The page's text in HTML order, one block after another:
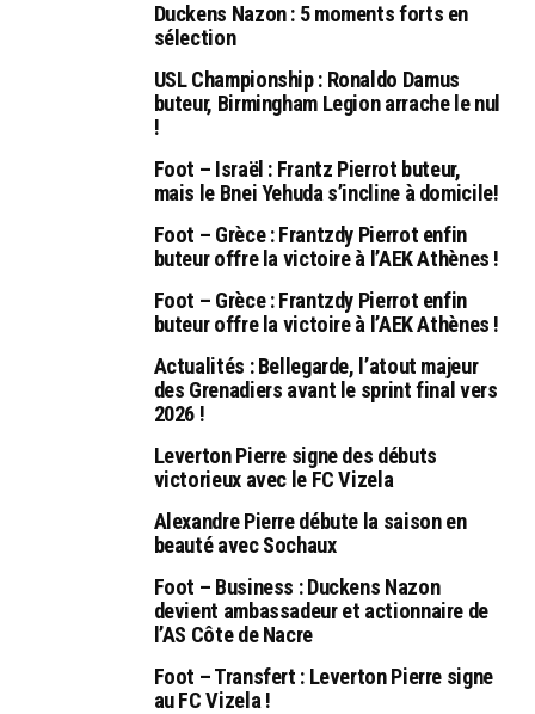
Duckens Nazon : 5 moments forts en
sélection
USL Championship : Ronaldo Damus
buteur, Birmingham Legion arrache le nul
!
Foot – Israël : Frantz Pierrot buteur,
mais le Bnei Yehuda s’incline à domicile!
Foot – Grèce : Frantzdy Pierrot enfin
buteur offre la victoire à l’AEK Athènes !
Foot – Grèce : Frantzdy Pierrot enfin
buteur offre la victoire à l’AEK Athènes !
Actualités : Bellegarde, l’atout majeur
des Grenadiers avant le sprint final vers
2026 !
Leverton Pierre signe des débuts
victorieux avec le FC Vizela
Alexandre Pierre débute la saison en
beauté avec Sochaux
Foot – Business : Duckens Nazon
devient ambassadeur et actionnaire de
l’AS Côte de Nacre
Foot – Transfert : Leverton Pierre signe
au FC Vizela !